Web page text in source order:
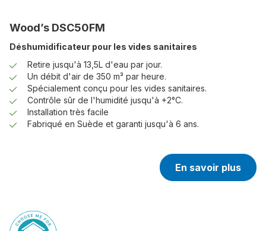
Wood’s DSC50FM
Déshumidificateur pour les vides sanitaires
Retire jusqu'à 13,5L d'eau par jour.
Un débit d'air de 350 m³ par heure.
Spécialement conçu pour les vides sanitaires.
Contrôle sûr de l'humidité jusqu'à +2°C.
Installation très facile
Fabriqué en Suède et garanti jusqu'à 6 ans.
En savoir plus